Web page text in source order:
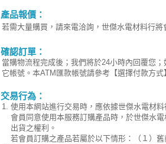
產品報價：
若需大量購買，請來電洽詢，世傑水電材料行
確認訂單：
當購物流程完成後；我們將於24小時內回覆您
它帳號。本ATM匯款帳號請參考【選擇付款方式】
交易行為：
1. 使用本網站進行交易時，應依據世傑水電材
會員同意使用本服務訂購產品時，於世傑水
出貨之權利。
若會員訂購之產品若屬於以下情形：（１）